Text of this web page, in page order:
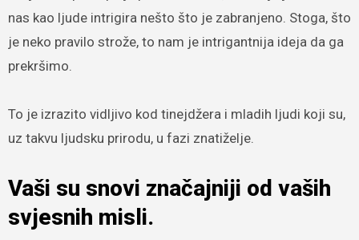
nas kao ljude intrigira nešto što je zabranjeno. Stoga, što
je neko pravilo strože, to nam je intrigantnija ideja da ga
prekršimo.
To je izrazito vidljivo kod tinejdžera i mladih ljudi koji su,
uz takvu ljudsku prirodu, u fazi znatiželje.
Vaši su snovi značajniji od vaših
svjesnih misli.